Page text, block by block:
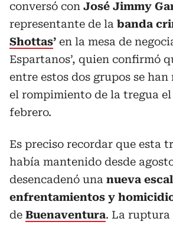
conversó con José Jimmy
representante de la banda
Shottas’ en la mesa de
Espartanos’, quien confirmó
entre estos dos grupos se
el rompimiento de la tregua el
febrero.
Es preciso recordar que esta
había mantenido desde
desencadenó una nueva
enfrentamientos y
de Buenaventura. ​La ruptura